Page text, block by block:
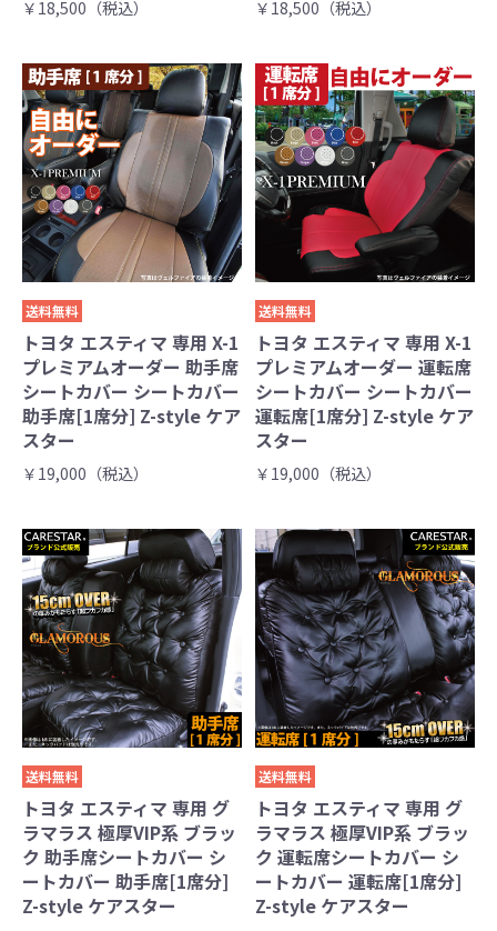
￥18,500（税込） ￥18,500（税込）
送料無料
トヨタ エスティマ 専用 X-1
プレミアムオーダー 助手席
シートカバー シートカバー
助手席[1席分] Z-style ケア
スター
￥19,000（税込）
送料無料
トヨタ エスティマ 専用 X-1
プレミアムオーダー 運転席
シートカバー シートカバー
運転席[1席分] Z-style ケア
スター
￥19,000（税込）
送料無料
トヨタ エスティマ 専用 グ
ラマラス 極厚VIP系 ブラッ
ク 助手席シートカバー シ
ートカバー 助手席[1席分]
Z-style ケアスター
送料無料
トヨタ エスティマ 専用 グ
ラマラス 極厚VIP系 ブラッ
ク 運転席シートカバー シ
ートカバー 運転席[1席分]
Z-style ケアスター